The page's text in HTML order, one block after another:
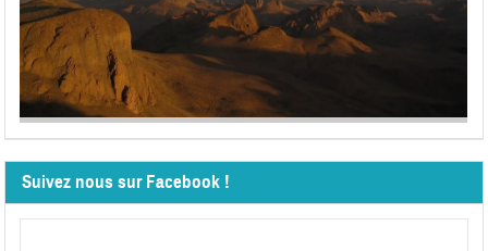
Suivez nous sur Facebook !